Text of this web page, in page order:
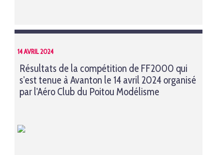
14 AVRIL 2024
Résultats de la compétition de FF2000 qui
s'est tenue à Avanton le 14 avril 2024 organisé
par l'Aéro Club du Poitou Modélisme